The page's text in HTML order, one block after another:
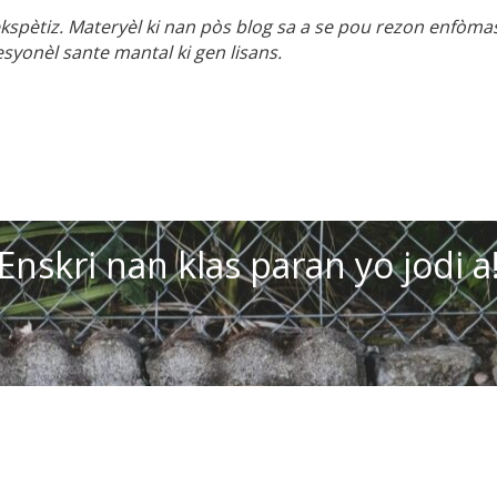
Materyèl ki nan pòs blog sa a se pou rezon
sante mantal ki gen lisans.
nan klas paran yo jodi